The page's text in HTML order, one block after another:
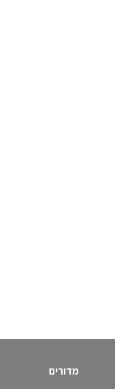
מדורים